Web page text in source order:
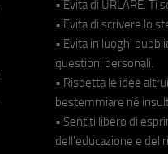
• Evita di URLARE. Ti
• Evita di scrivere lo
• Evita in luoghi
questioni personali.
• Rispetta le idee
bestemmiare né
• Sentiti libero di
dell'educazione e del